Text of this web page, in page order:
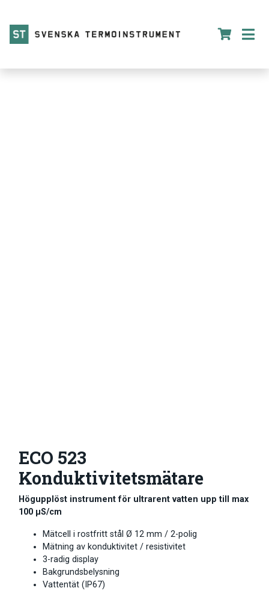
ECO 523
Konduktivitetsmätare
Högupplöst instrument för ultrarent vatten upp till max
100 μS/cm
Mätcell i rostfritt stål Ø 12 mm / 2-polig
Mätning av konduktivitet / resistivitet
3-radig display
Bakgrundsbelysning
Vattentät (IP67)